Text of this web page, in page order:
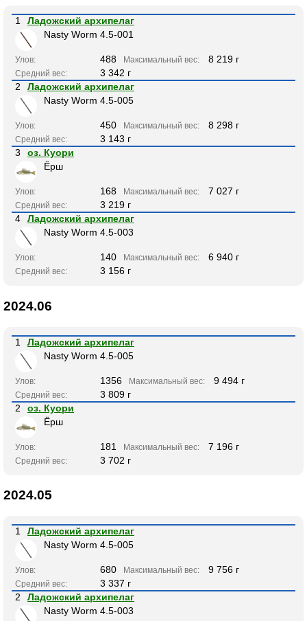
1
Ладожский архипелаг
Nasty Worm 4.5-001
Улов: 488 Максимальный вес: 8 219 г
Средний вес:
3 342 г
2
Ладожский архипелаг
Nasty Worm 4.5-005
Улов: 450 Максимальный вес: 8 298 г
Средний вес:
3 143 г
3
оз. Куори
Ёрш
Улов: 168 Максимальный вес: 7 027 г
Средний вес:
3 219 г
4
Ладожский архипелаг
Nasty Worm 4.5-003
Улов: 140 Максимальный вес: 6 940 г
Средний вес: 3 156 г
2024.06
1
Ладожский архипелаг
Nasty Worm 4.5-005
Улов: 1356 Максимальный вес: 9 494 г
Средний вес:
3 809 г
2
оз. Куори
Ёрш
Улов: 181 Максимальный вес: 7 196 г
Средний вес: 3 702 г
2024.05
1
Ладожский архипелаг
Nasty Worm 4.5-005
Улов: 680 Максимальный вес: 9 756 г
Средний вес:
3 337 г
2
Ладожский архипелаг
Nasty Worm 4.5-003